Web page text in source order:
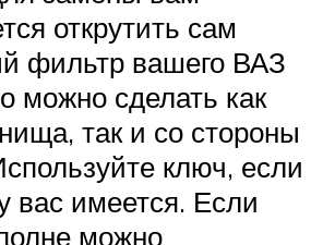
открутить сам
фильтр вашего ВАЗ
можно сделать как
так и со стороны
ключ, если
вас имеется. Если
можно